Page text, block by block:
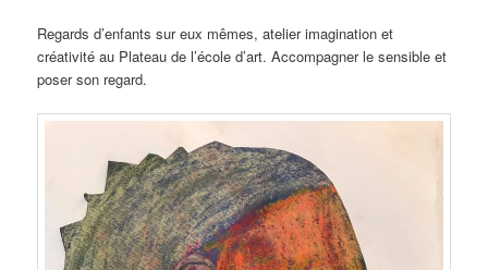
Regards d’enfants sur eux mêmes, atelier imagination et
créativité au Plateau de l’école d’art. Accompagner le sensible et
poser son regard.